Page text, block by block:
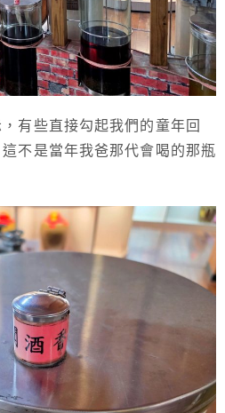
有些直接勾起我們的童年回
不是當年我爸那代會喝的那瓶